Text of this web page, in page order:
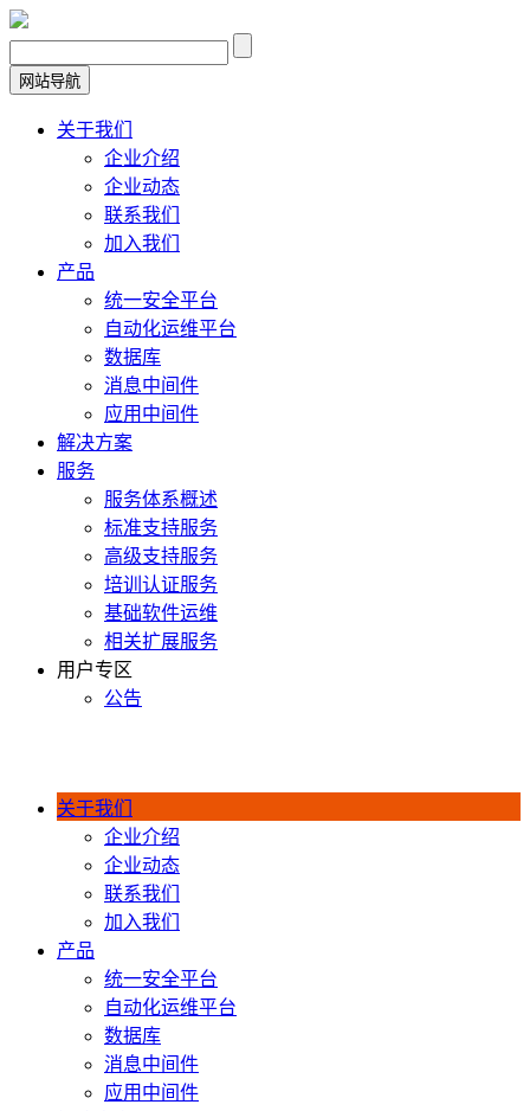
网站导航
关于我们
企业介绍
企业动态
联系我们
加入我们
产品
统一安全平台
自动化运维平台
数据库
消息中间件
应用中间件
解决方案
服务
服务体系概述
标准支持服务
高级支持服务
培训认证服务
基础软件运维
相关扩展服务
用户专区
公告
关于我们
企业介绍
企业动态
联系我们
加入我们
产品
统一安全平台
自动化运维平台
数据库
消息中间件
应用中间件